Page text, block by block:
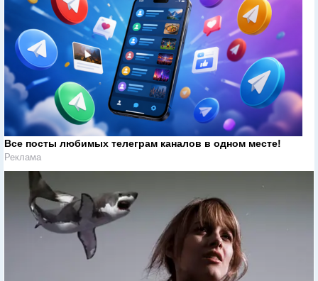
Все посты любимых телеграм каналов в одном месте!
Реклама